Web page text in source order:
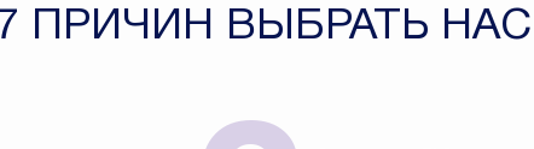
7 ПРИЧИН ВЫБРАТЬ НАС